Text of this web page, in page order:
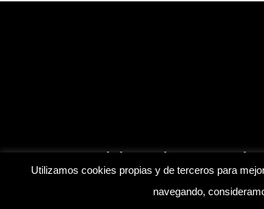
Inicio Blog
© Mis Amistosos. | Desarrollado por
Utilizamos cookies propias y de terceros para
navegando,